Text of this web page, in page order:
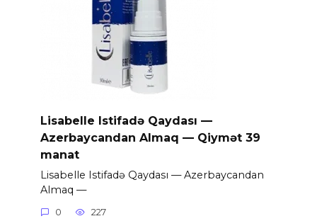
Lisabelle Istifadə Qaydası —
Azerbaycandan Almaq — Qiymət 39
manat
Lisabelle Istifadə Qaydası — Azerbaycandan
Almaq —
0 227